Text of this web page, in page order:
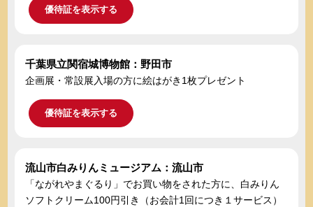
優待証を表示する
千葉県立関宿城博物館：野田市
企画展・常設展入場の方に絵はがき1枚プレゼント
優待証を表示する
流山市白みりんミュージアム：流山市
「ながれやまぐるり」でお買い物をされた方に、白みりん
ソフトクリーム100円引き（お会計1回につき１サービス）